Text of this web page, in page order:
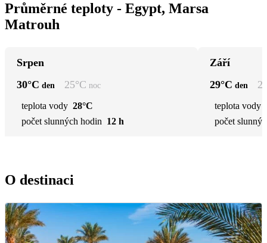
Průměrné teploty - Egypt, Marsa
Matrouh
Srpen
30°C den 25°C noc
teplota vody 28°C
počet slunných hodin 12 h
Září
29°C den
teplota vody
počet
O destinaci